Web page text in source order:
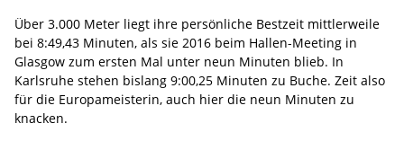
Über 3.000 Meter liegt ihre persönliche Bestzeit mittlerweile
bei 8:49,43 Minuten, als sie 2016 beim Hallen-Meeting in
Glasgow zum ersten Mal unter neun Minuten blieb. In
Karlsruhe stehen bislang 9:00,25 Minuten zu Buche. Zeit also
für die Europameisterin, auch hier die neun Minuten zu
knacken.